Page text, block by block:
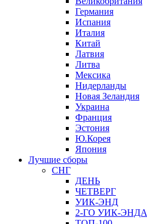
Германия
Испания
Италия
Китай
Латвия
Литва
Мексика
Нидерланды
Новая Зеландия
Украина
Франция
Эстония
Ю.Корея
Япония
Лучшие сборы
СНГ
ДЕНЬ
ЧЕТВЕРГ
УИК-ЭНД
2-ГО УИК-ЭНДА